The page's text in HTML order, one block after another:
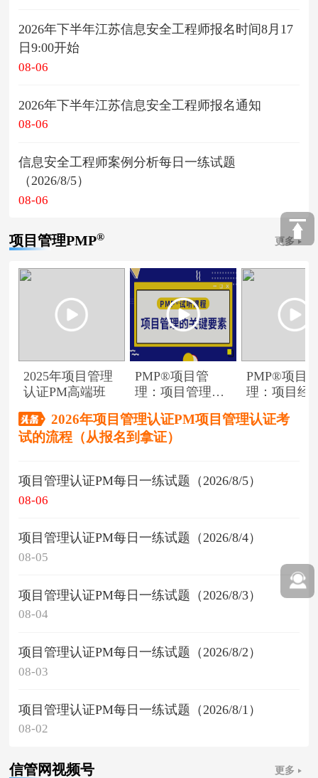
2026年下半年江苏信息安全工程师报名时间8月17
日9:00开始
08-06
2026年下半年江苏信息安全工程师报名通知
08-06
信息安全工程师案例分析每日一练试题
（2026/8/5）
08-06
项目管理PMP® 更多
2025年项目管理
认证PM高端班
PMP®项目管
理：项目管理的
PMP®项目
理：项目经
2026年项目管理认证PM项目管理认证考
试的流程（从报名到拿证）
项目管理认证PM每日一练试题（2026/8/5）
08-06
项目管理认证PM每日一练试题（2026/8/4）
08-05
项目管理认证PM每日一练试题（2026/8/3）
08-04
项目管理认证PM每日一练试题（2026/8/2）
08-03
项目管理认证PM每日一练试题（2026/8/1）
08-02
信管网视频号 更多